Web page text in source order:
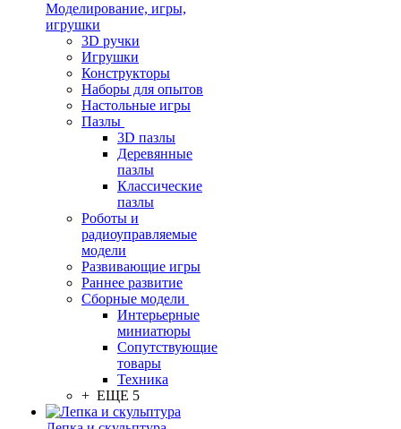
Моделирование, игры,
игрушки
3D ручки
Игрушки
Конструкторы
Наборы для опытов
Настольные игры
Пазлы
3D пазлы
Деревянные
пазлы
Классические
пазлы
Роботы и
радиоуправляемые
модели
Развивающие игры
Раннее развитие
Сборные модели
Интерьерные
миниатюры
Сопутствующие
товары
Техника
+ ЕЩЕ 5